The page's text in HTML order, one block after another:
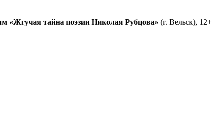
«Жгучая тайна поэзии Николая Рубцова» (г. Вельск), 12+